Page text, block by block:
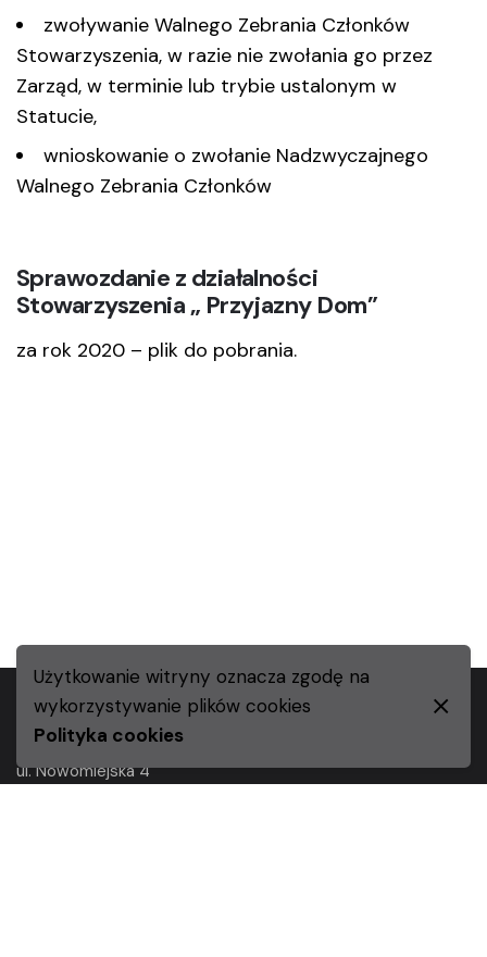
zwoływanie Walnego Zebrania Członków
Stowarzyszenia, w razie nie zwołania go przez
Zarząd, w terminie lub trybie ustalonym w
Statucie,
wnioskowanie o zwołanie Nadzwyczajnego
Walnego Zebrania Członków
Sprawozdanie z działalności
Stowarzyszenia „ Przyjazny Dom”
za rok 2020 – plik do pobrania.
Środowiskowy Dom Samopomocy w Wałczu
ul. Nowomiejska 4
Użytkowanie witryny oznacza zgodę na
wykorzystywanie plików cookies
Polityka cookies